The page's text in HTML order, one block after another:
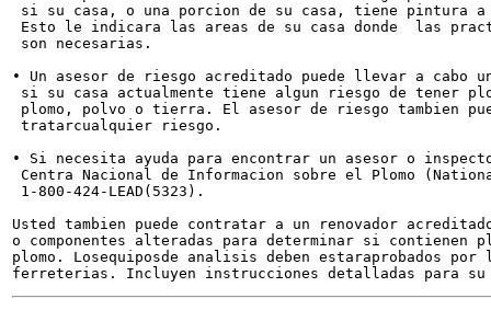
si su casa, o una porcion de su casa, tiene pintura a
Esto le indicara las areas de su casa donde  las
son necesarias.
• Un asesor de riesgo acreditado puede llevar a cabo
si su casa actualmente tiene algun riesgo de tener
plomo, polvo o tierra. El asesor de riesgo tambien
tratarcualquier riesgo.
• Si necesita ayuda para encontrar un asesor o
Centra Nacional de Informacion sobre el Plomo
1-800-424-LEAD(5323).
Usted tambien puede contratar a un renovador
o componentes alteradas para determinar si contienen
plomo. Losequiposde analisis deben estaraprobados